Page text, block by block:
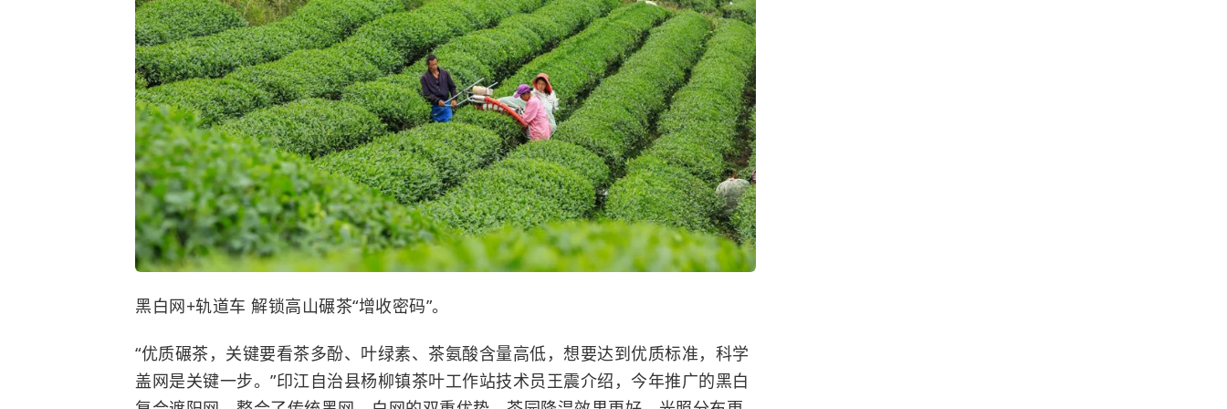
黑白网+轨道车 解锁高山碾茶“增收密码”。
“优质碾茶，关键要看茶多酚、叶绿素、茶氨酸含量高低，想要达到优质标准，科学
盖网是关键一步。”印江自治县杨柳镇茶叶工作站技术员王震介绍，今年推广的黑白